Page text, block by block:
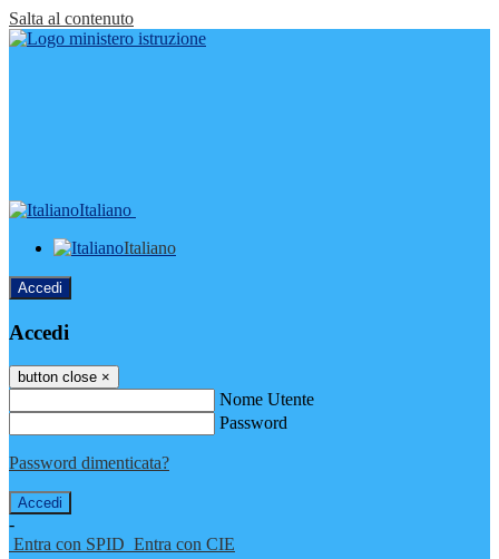
Salta al contenuto
Italiano
Italiano
Accedi
Accedi
button close ×
Nome Utente
Password
Password dimenticata?
-
Entra con SPID Entra con CIE